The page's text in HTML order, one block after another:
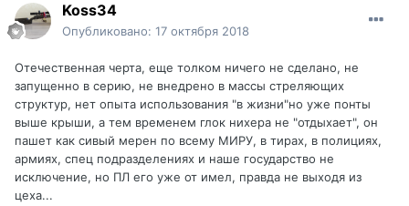
Koss34
Опубликовано: 17 октября 2018
Отечественная черта, еще толком ничего не сделано, не
запущенно в серию, не внедрено в массы стреляющих
структур, нет опыта использования "в жизни"но уже понты
выше крыши, а тем временем глок нихера не "отдыхает", он
пашет как сивый мерен по всему МИРУ, в тирах, в полициях,
армиях, спец подразделениях и наше государство не
исключение, но ПЛ его уже от имел, правда не выходя из
цеха...